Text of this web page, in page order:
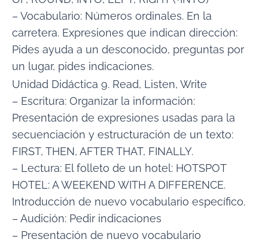
– Vocabulario: Números ordinales. En la
carretera. Expresiones que indican dirección:
Pides ayuda a un desconocido, preguntas por
un lugar, pides indicaciones.
Unidad Didáctica 9. Read, Listen, Write
– Escritura: Organizar la información:
Presentación de expresiones usadas para la
secuenciación y estructuración de un texto:
FIRST, THEN, AFTER THAT, FINALLY.
– Lectura: El folleto de un hotel: HOTSPOT
HOTEL: A WEEKEND WITH A DIFFERENCE.
Introducción de nuevo vocabulario específico.
– Audición: Pedir indicaciones
– Presentación de nuevo vocabulario